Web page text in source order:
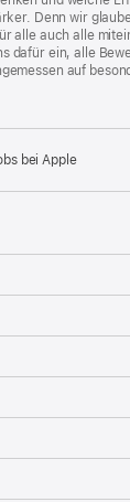
Denn wir
alle auch alle
dafür ein, alle
auf
bei Apple